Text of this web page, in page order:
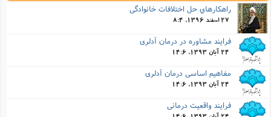
راهکارهاي حل اختلافات خانوادگي
27 اسفند 1396, 8:4
فرایند مشاوره در درمان آدلری
24 آبان 1393, 14:6
مفاهیم اساسی درمان آدلری
24 آبان 1393, 14:6
فرایند واقعیت درمانی